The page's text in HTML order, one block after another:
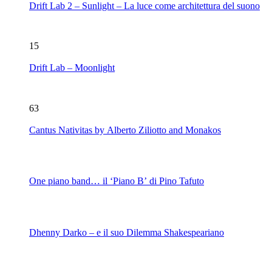
Drift Lab 2 – Sunlight – La luce come architettura del suono
15
Drift Lab – Moonlight
63
Cantus Nativitas by Alberto Ziliotto and Monakos
One piano band… il ‘Piano B’ di Pino Tafuto
Dhenny Darko – e il suo Dilemma Shakespeariano